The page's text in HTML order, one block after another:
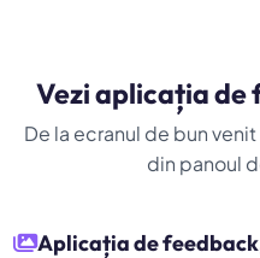
Vezi aplicația de
De la ecranul de bun
din panoul
Aplicația de